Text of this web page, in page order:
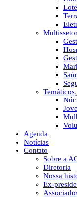
Temáticos
Agenda
Notícias
Contato
Sobre a
Diretoria
Nossa
Ex-